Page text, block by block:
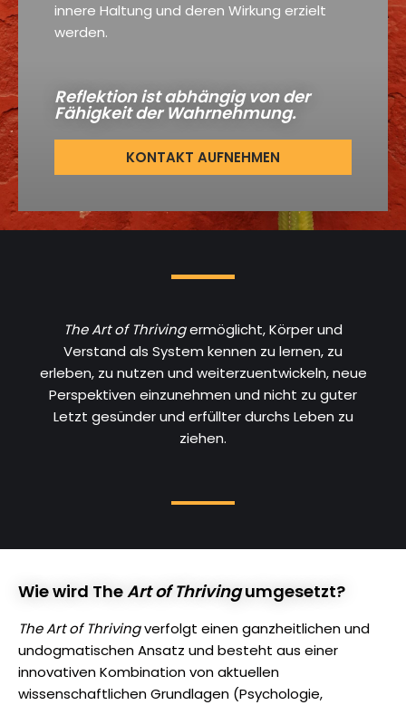
innere Haltung und deren Wirkung erzielt
werden.
Reflektion ist abhängig von der
Fähigkeit der Wahrnehmung.
KONTAKT AUFNEHMEN
The Art of Thrivingermöglicht, Körper und
Verstand als System kennen zu lernen, zu
erleben, zu nutzen und weiterzuentwickeln, neue
Perspektiven einzunehmen und nicht zu guter
Letzt gesünder und erfüllter durchs Leben zu
ziehen.
Wie wird TheArt of Thrivingumgesetzt?
The Art of Thrivingverfolgt einen ganzheitlichen und
undogmatischen Ansatz und besteht aus einer
innovativen Kombination von aktuellen
wissenschaftlichen Grundlagen (Psychologie,